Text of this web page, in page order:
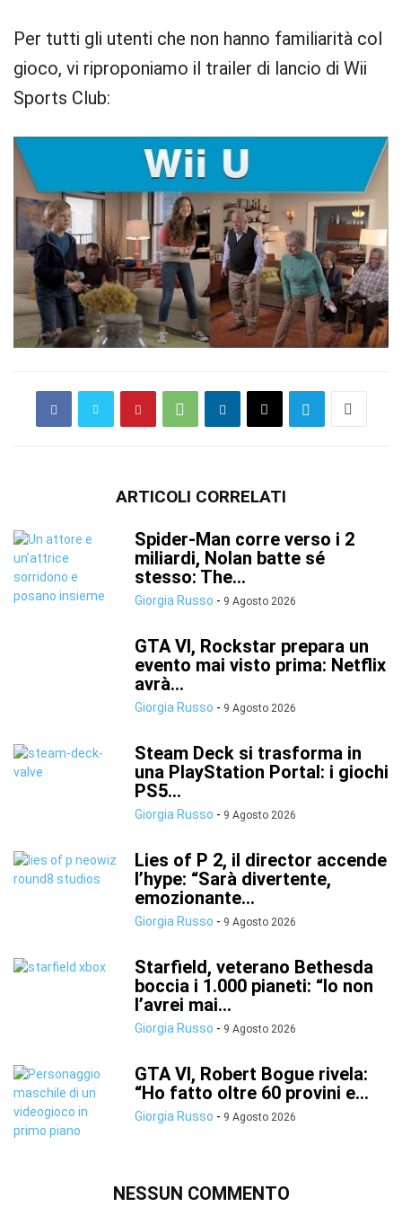
Per tutti gli utenti che non hanno familiarità col
gioco, vi riproponiamo il trailer di lancio di Wii
Sports Club:
ARTICOLI CORRELATI
Spider-Man corre verso i 2
miliardi, Nolan batte sé
stesso: The...
Giorgia Russo - 9 Agosto 2026
GTA VI, Rockstar prepara un
evento mai visto prima: Netflix
avrà...
Giorgia Russo - 9 Agosto 2026
Steam Deck si trasforma in
una PlayStation Portal: i giochi
PS5...
Giorgia Russo - 9 Agosto 2026
Lies of P 2, il director accende
l’hype: “Sarà divertente,
emozionante...
Giorgia Russo - 9 Agosto 2026
Starfield, veterano Bethesda
boccia i 1.000 pianeti: “Io non
l’avrei mai...
Giorgia Russo - 9 Agosto 2026
GTA VI, Robert Bogue rivela:
“Ho fatto oltre 60 provini e...
Giorgia Russo - 9 Agosto 2026
NESSUN COMMENTO